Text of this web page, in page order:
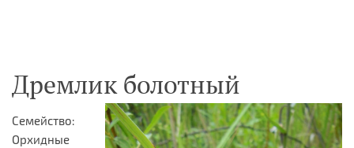
Дремлик болотный
Семейство:
Орхидные